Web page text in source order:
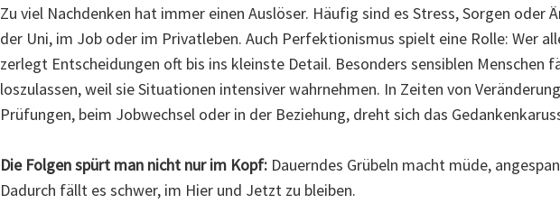
Zu viel Nachdenken hat immer einen Auslöser. Häufig sind es Stress, Sorgen oder
der Uni, im Job oder im Privatleben. Auch Perfektionismus spielt eine Rolle: Wer
zerlegt Entscheidungen oft bis ins kleinste Detail. Besonders sensiblen Menschen
loszulassen, weil sie Situationen intensiver wahrnehmen. In Zeiten von
Prüfungen, beim Jobwechsel oder in der Beziehung, dreht sich das
Die Folgen spürt man nicht nur im Kopf: Dauerndes Grübeln macht müde,
Dadurch fällt es schwer, im Hier und Jetzt zu bleiben.